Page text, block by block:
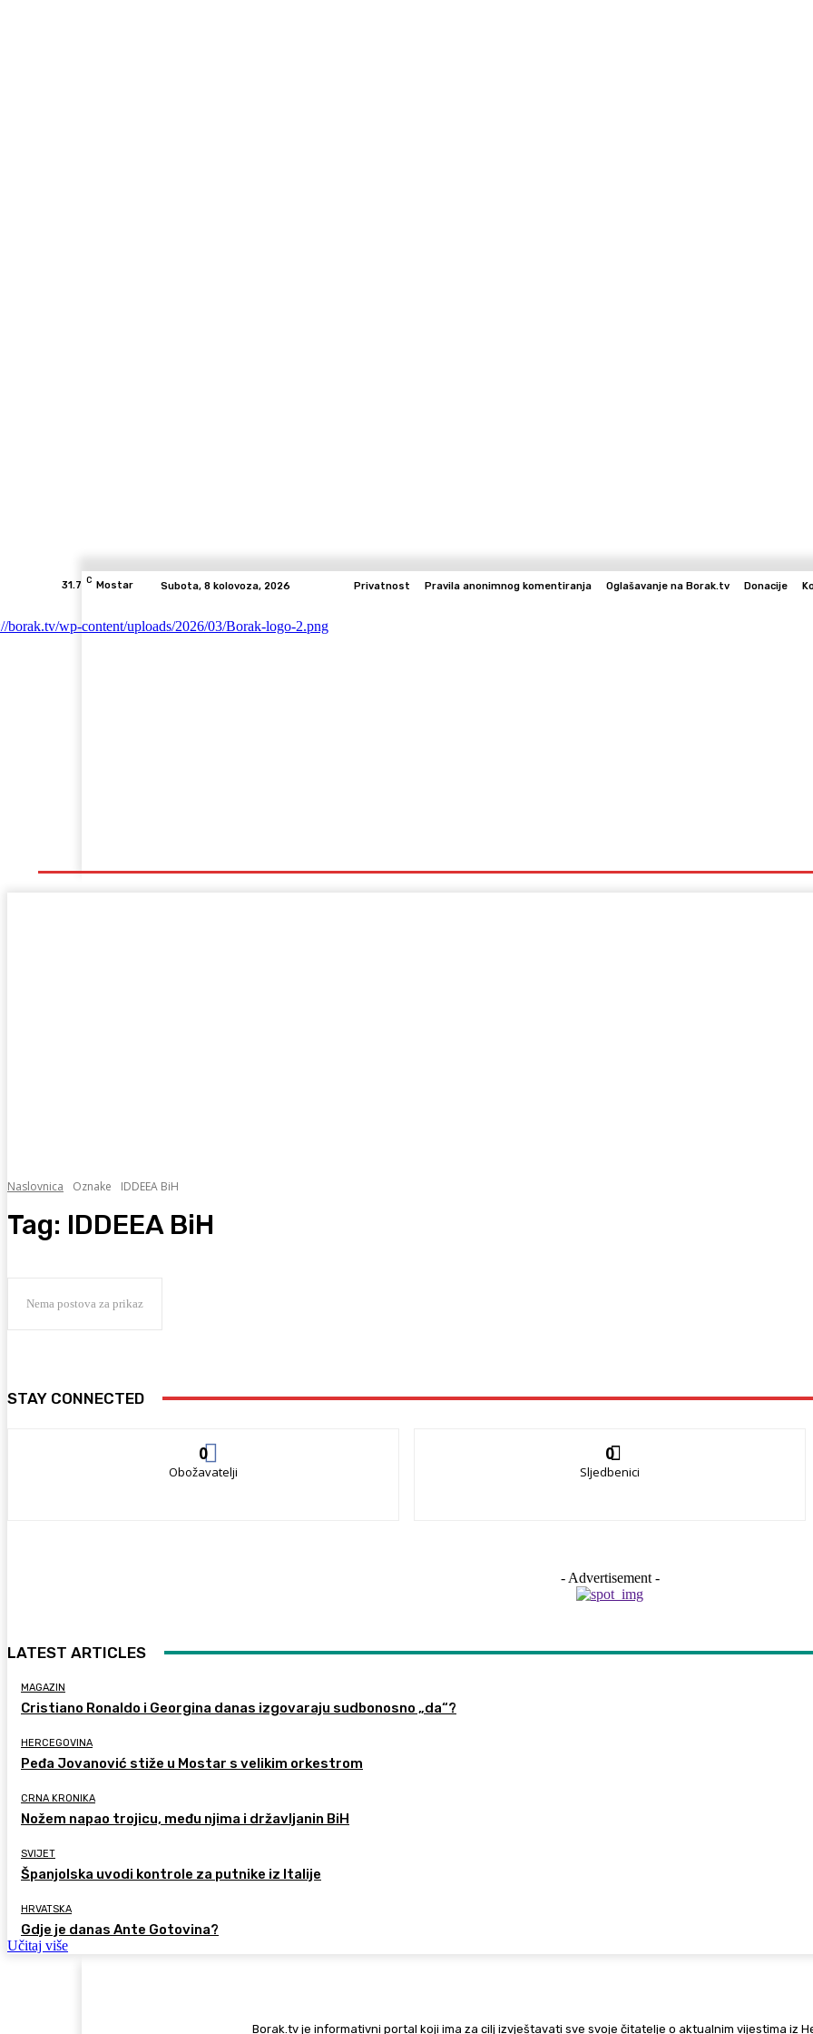
31.7 C Mostar Subota, 8 kolovoza, 2026 Privatnost Pravila anonimnog komentiranja Oglašavanje na Borak.tv Donacije
Naslovnica Oznake IDDEEA BiH
Tag: IDDEEA BiH
Nema postova za prikaz
STAY CONNECTED
0
Obožavatelji
0
Sljedbenici
- Advertisement -
LATEST ARTICLES
MAGAZIN
Cristiano Ronaldo i Georgina danas izgovaraju sudbonosno „da“?
HERCEGOVINA
Peđa Jovanović stiže u Mostar s velikim orkestrom
CRNA KRONIKA
Nožem napao trojicu, među njima i državljanin BiH
SVIJET
Španjolska uvodi kontrole za putnike iz Italije
HRVATSKA
Gdje je danas Ante Gotovina?
Učitaj više
Borak.tv je informativni portal koji ima za cilj izvještavati sve svoje čitatelje o aktualnim vijestima iz